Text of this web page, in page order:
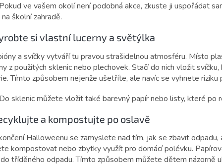
ve vašem okolí není podobná akce, zkuste ji uspořádat
školní zahradě.
si vlastní lucerny a světýlka
a svíčky vytváří tu pravou strašidelnou atmosféru. Místo
z použitých sklenic nebo plechovek. Stačí do nich vložit
Tímto způsobem nejenže ušetříte, ale navíc se vyhnete riziku
sklenic můžete vložit také barevný papír nebo listy, které po
a kompostujte po oslavě
Halloweenu se zamyslete nad tím, jak se zbavit
kompostovat nebo zbytky využít pro domácí polévku.
tříděného odpadu. Tímto způsobem můžete dětem názorně